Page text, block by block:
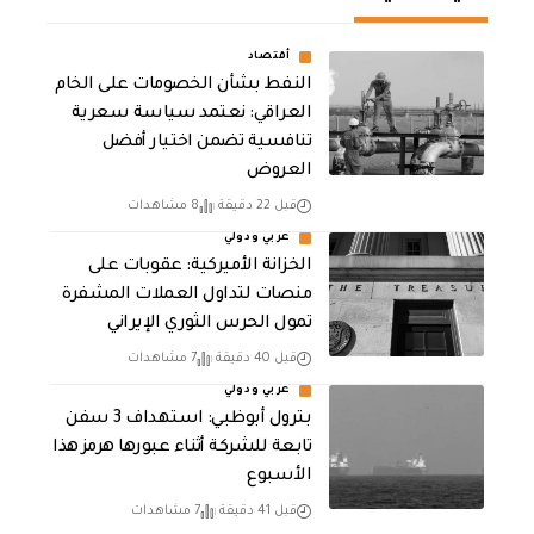
أقتصاد
النفط بشأن الخصومات على الخام
العراقي: نعتمد سياسة سعرية
تنافسية تضمن اختيار أفضل
العروض
قبل 22 دقيقة 8 مشاهدات
عربي ودولي
الخزانة الأميركية: عقوبات على
منصات لتداول العملات المشفرة
تمول الحرس الثوري الإيراني
قبل 40 دقيقة 7 مشاهدات
عربي ودولي
بترول أبوظبي: استهداف 3 سفن
تابعة للشركة أثناء عبورها هرمز هذا
الأسبوع
قبل 41 دقيقة 7 مشاهدات